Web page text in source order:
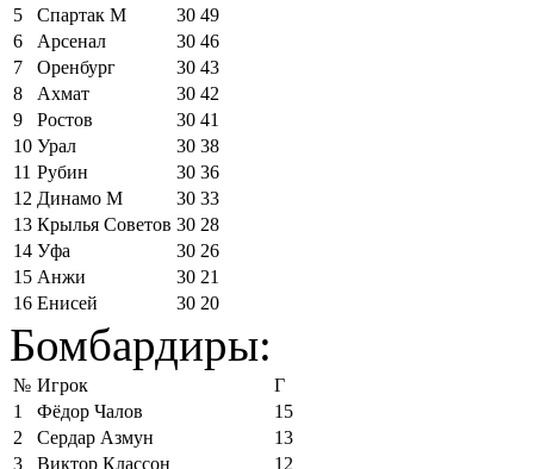
5
Спартак М 30 49
6
Арсенал 30 46
7
Оренбург 30 43
8
Ахмат 30 42
9
Ростов 30 41
10 Урал 30 38
11 Рубин 30 36
12 Динамо М 30 33
13 Крылья Советов 30 28
14 Уфа 30 26
15 Анжи 30 21
16 Енисей 30 20
Бомбардиры:
№ Игрок
Г
1
Фёдор Чалов
15
2
Сердар Азмун
13
3
Виктор Классон
12